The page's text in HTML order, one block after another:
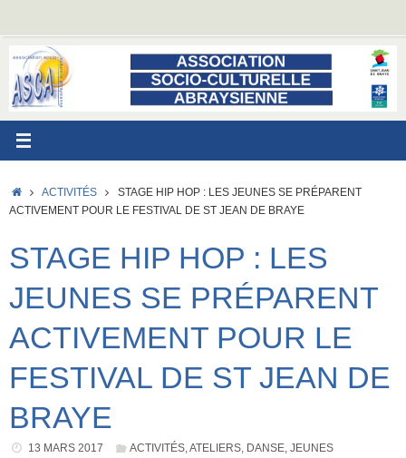
contenu
ACCUEIL
ACTIVITÉS
STAGE HIP HOP : LES JEUNES SE PRÉPARENT
ACTIVEMENT POUR LE FESTIVAL DE ST JEAN DE BRAYE
STAGE HIP HOP : LES
JEUNES SE PRÉPARENT
ACTIVEMENT POUR LE
FESTIVAL DE ST JEAN DE
BRAYE
13 MARS 2017 ACTIVITÉS ,ATELIERS DANSE ,JEUNES